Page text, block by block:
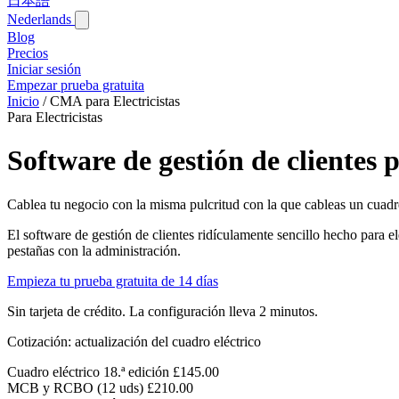
Nederlands
Blog‎
Precios
Iniciar sesión
Empezar prueba gratuita
Inicio / CMA para Electricistas
Para Electricistas
Software de gestión de clientes
Cablea tu negocio con la misma pulcritud con la que cableas un
El software de gestión de clientes ridículamente sencillo hecho para
pestañas con la administración.
Empieza tu prueba gratuita de 14 días
Sin tarjeta de crédito. La configuración lleva 2 minutos.
Cotización: actualización del cuadro eléctrico
Cuadro eléctrico 18.ª edición £145.00
MCB y RCBO (12 uds) £210.00